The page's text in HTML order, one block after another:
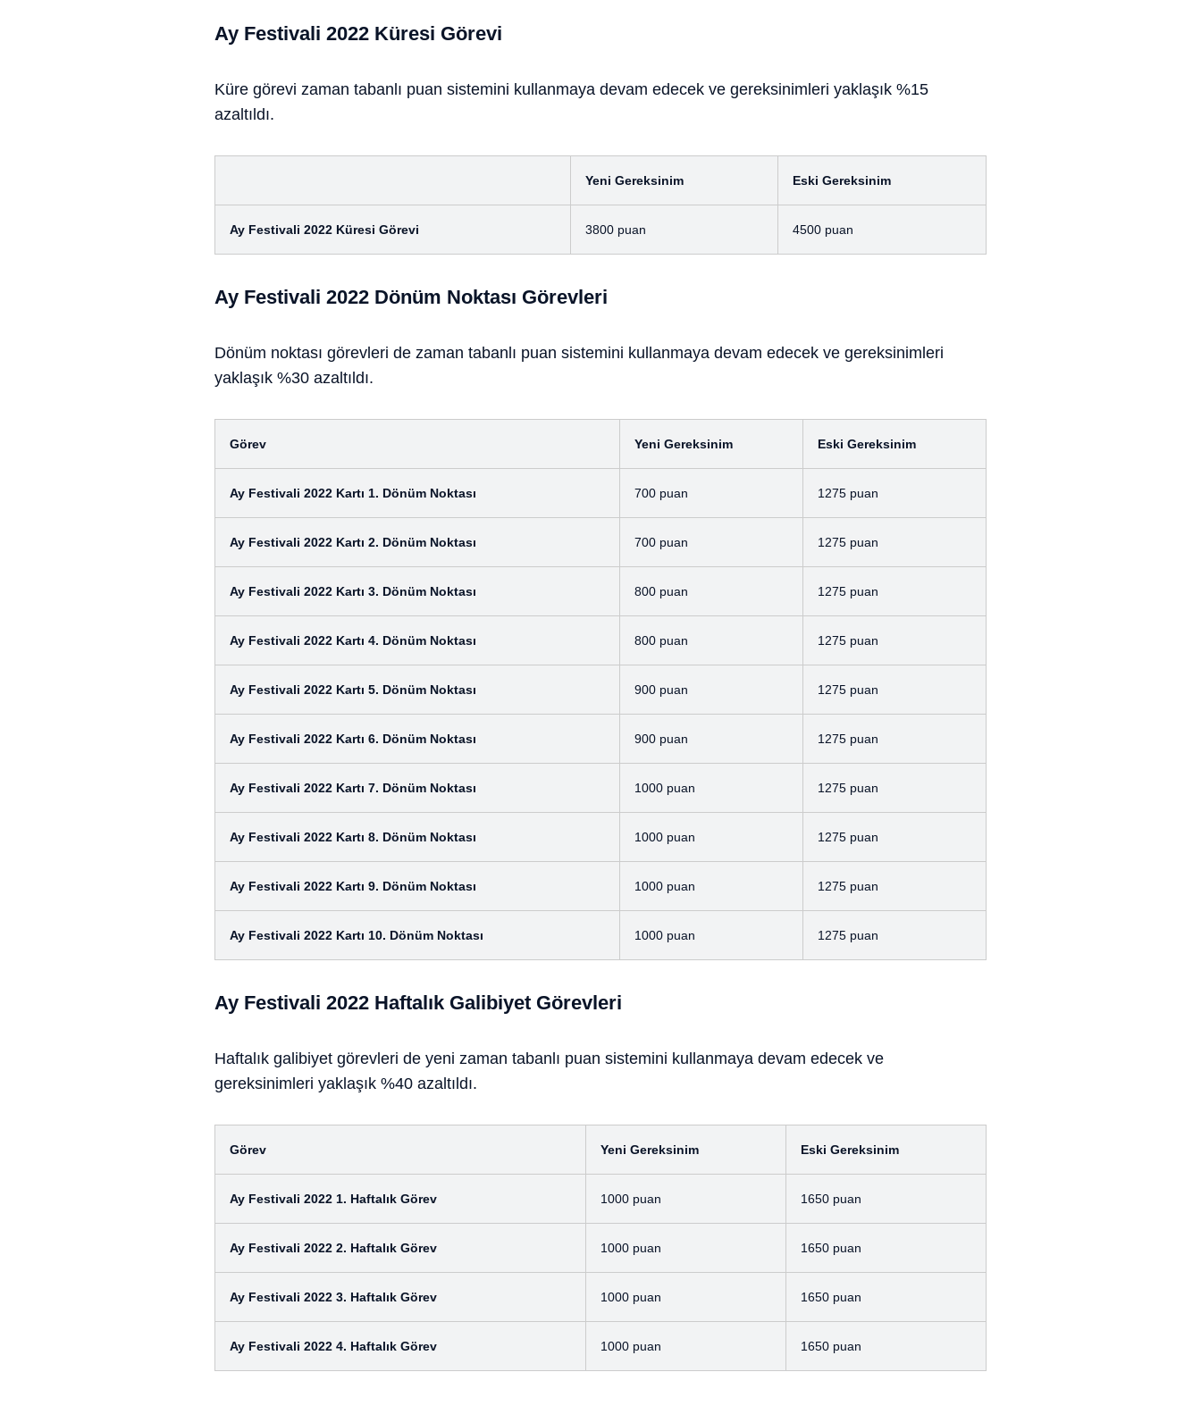
Ay Festivali 2022 Küresi Görevi
Küre görevi zaman tabanlı puan sistemini kullanmaya devam edecek ve gereksinimleri yaklaşık %15
azaltıldı.
Yeni Gereksinim Eski Gereksinim
Ay Festivali 2022 Küresi Görevi 3800 puan 4500 puan
Ay Festivali 2022 Dönüm Noktası Görevleri
Dönüm noktası görevleri de zaman tabanlı puan sistemini kullanmaya devam edecek ve gereksinimleri
yaklaşık %30 azaltıldı.
Görev Yeni Gereksinim Eski Gereksinim
Ay Festivali 2022 Kartı 1. Dönüm Noktası 700 puan 1275 puan
Ay Festivali 2022 Kartı 2. Dönüm Noktası 700 puan 1275 puan
Ay Festivali 2022 Kartı 3. Dönüm Noktası 800 puan 1275 puan
Ay Festivali 2022 Kartı 4. Dönüm Noktası 800 puan 1275 puan
Ay Festivali 2022 Kartı 5. Dönüm Noktası 900 puan 1275 puan
Ay Festivali 2022 Kartı 6. Dönüm Noktası 900 puan 1275 puan
Ay Festivali 2022 Kartı 7. Dönüm Noktası 1000 puan 1275 puan
Ay Festivali 2022 Kartı 8. Dönüm Noktası 1000 puan 1275 puan
Ay Festivali 2022 Kartı 9. Dönüm Noktası 1000 puan 1275 puan
Ay Festivali 2022 Kartı 10. Dönüm Noktası 1000 puan 1275 puan
Ay Festivali 2022 Haftalık Galibiyet Görevleri
Haftalık galibiyet görevleri de yeni zaman tabanlı puan sistemini kullanmaya devam edecek ve
gereksinimleri yaklaşık %40 azaltıldı.
Görev Yeni Gereksinim Eski Gereksinim
Ay Festivali 2022 1. Haftalık Görev 1000 puan 1650 puan
Ay Festivali 2022 2. Haftalık Görev 1000 puan 1650 puan
Ay Festivali 2022 3. Haftalık Görev 1000 puan 1650 puan
Ay Festivali 2022 4. Haftalık Görev 1000 puan 1650 puan